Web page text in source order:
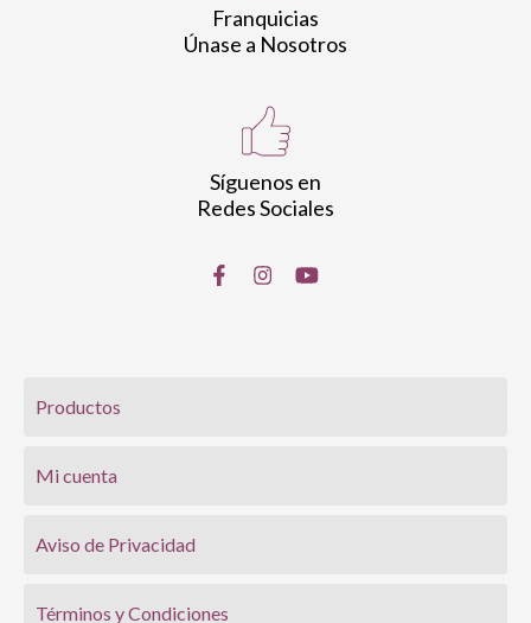
Franquicias
Únase a Nosotros
Síguenos en
Redes Sociales
Productos
Mi cuenta
Aviso de Privacidad
Términos y Condiciones